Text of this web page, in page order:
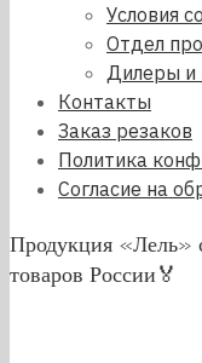
Условия
Отдел
Дилеры и
Контакты
Заказ резаков
Политика
Согласие на
Продукция «Лель»
товаров России🏅